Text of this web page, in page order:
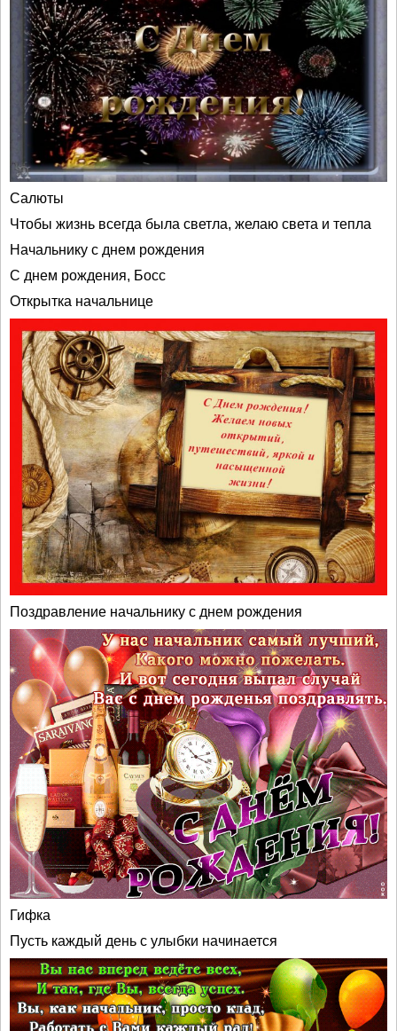
Салюты
Чтобы жизнь всегда была светла, желаю света и тепла
Начальнику с днем рождения
С днем рождения, Босс
Открытка начальнице
Поздравление начальнику с днем рождения
Гифка
Пусть каждый день с улыбки начинается